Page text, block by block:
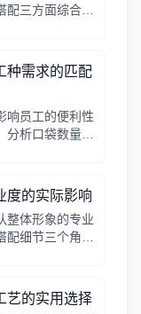
三方面综合考
种需求的匹配
响员工的便利性
析口袋数量、
度的实际影响
整体形象的专业
配细节三个角
艺的实用选择